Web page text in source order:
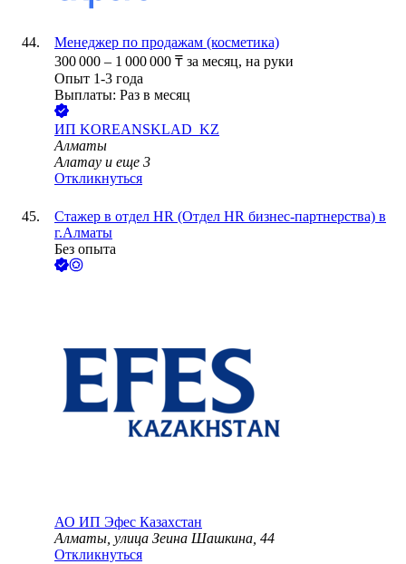
Менеджер по продажам (косметика)
300 000 – 1 000 000 ₸ за месяц, на руки
Опыт 1-3 года
Выплаты: Раз в месяц
ИП KOREANSKLAD_KZ
Алматы
Алатау и еще 3
Откликнуться
Стажер в отдел HR (Отдел HR бизнес-партнерства) в
г.Алматы
Без опыта
АО ИП Эфес Казахстан
Алматы, улица Зеина Шашкина, 44
Откликнуться